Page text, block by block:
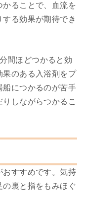
ることで、血流を
る効果が期待でき
間ほどつかると効
果のある入浴剤をプ
船につかるのが苦手
しながらつかるこ
おすすめです。気持
の裏と指をもみほぐ